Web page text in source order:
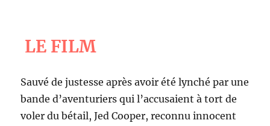
LE FILM
Sauvé de justesse après avoir été lynché par une
bande d’aventuriers qui l’accusaient à tort de
voler du bétail, Jed Cooper, reconnu innocent